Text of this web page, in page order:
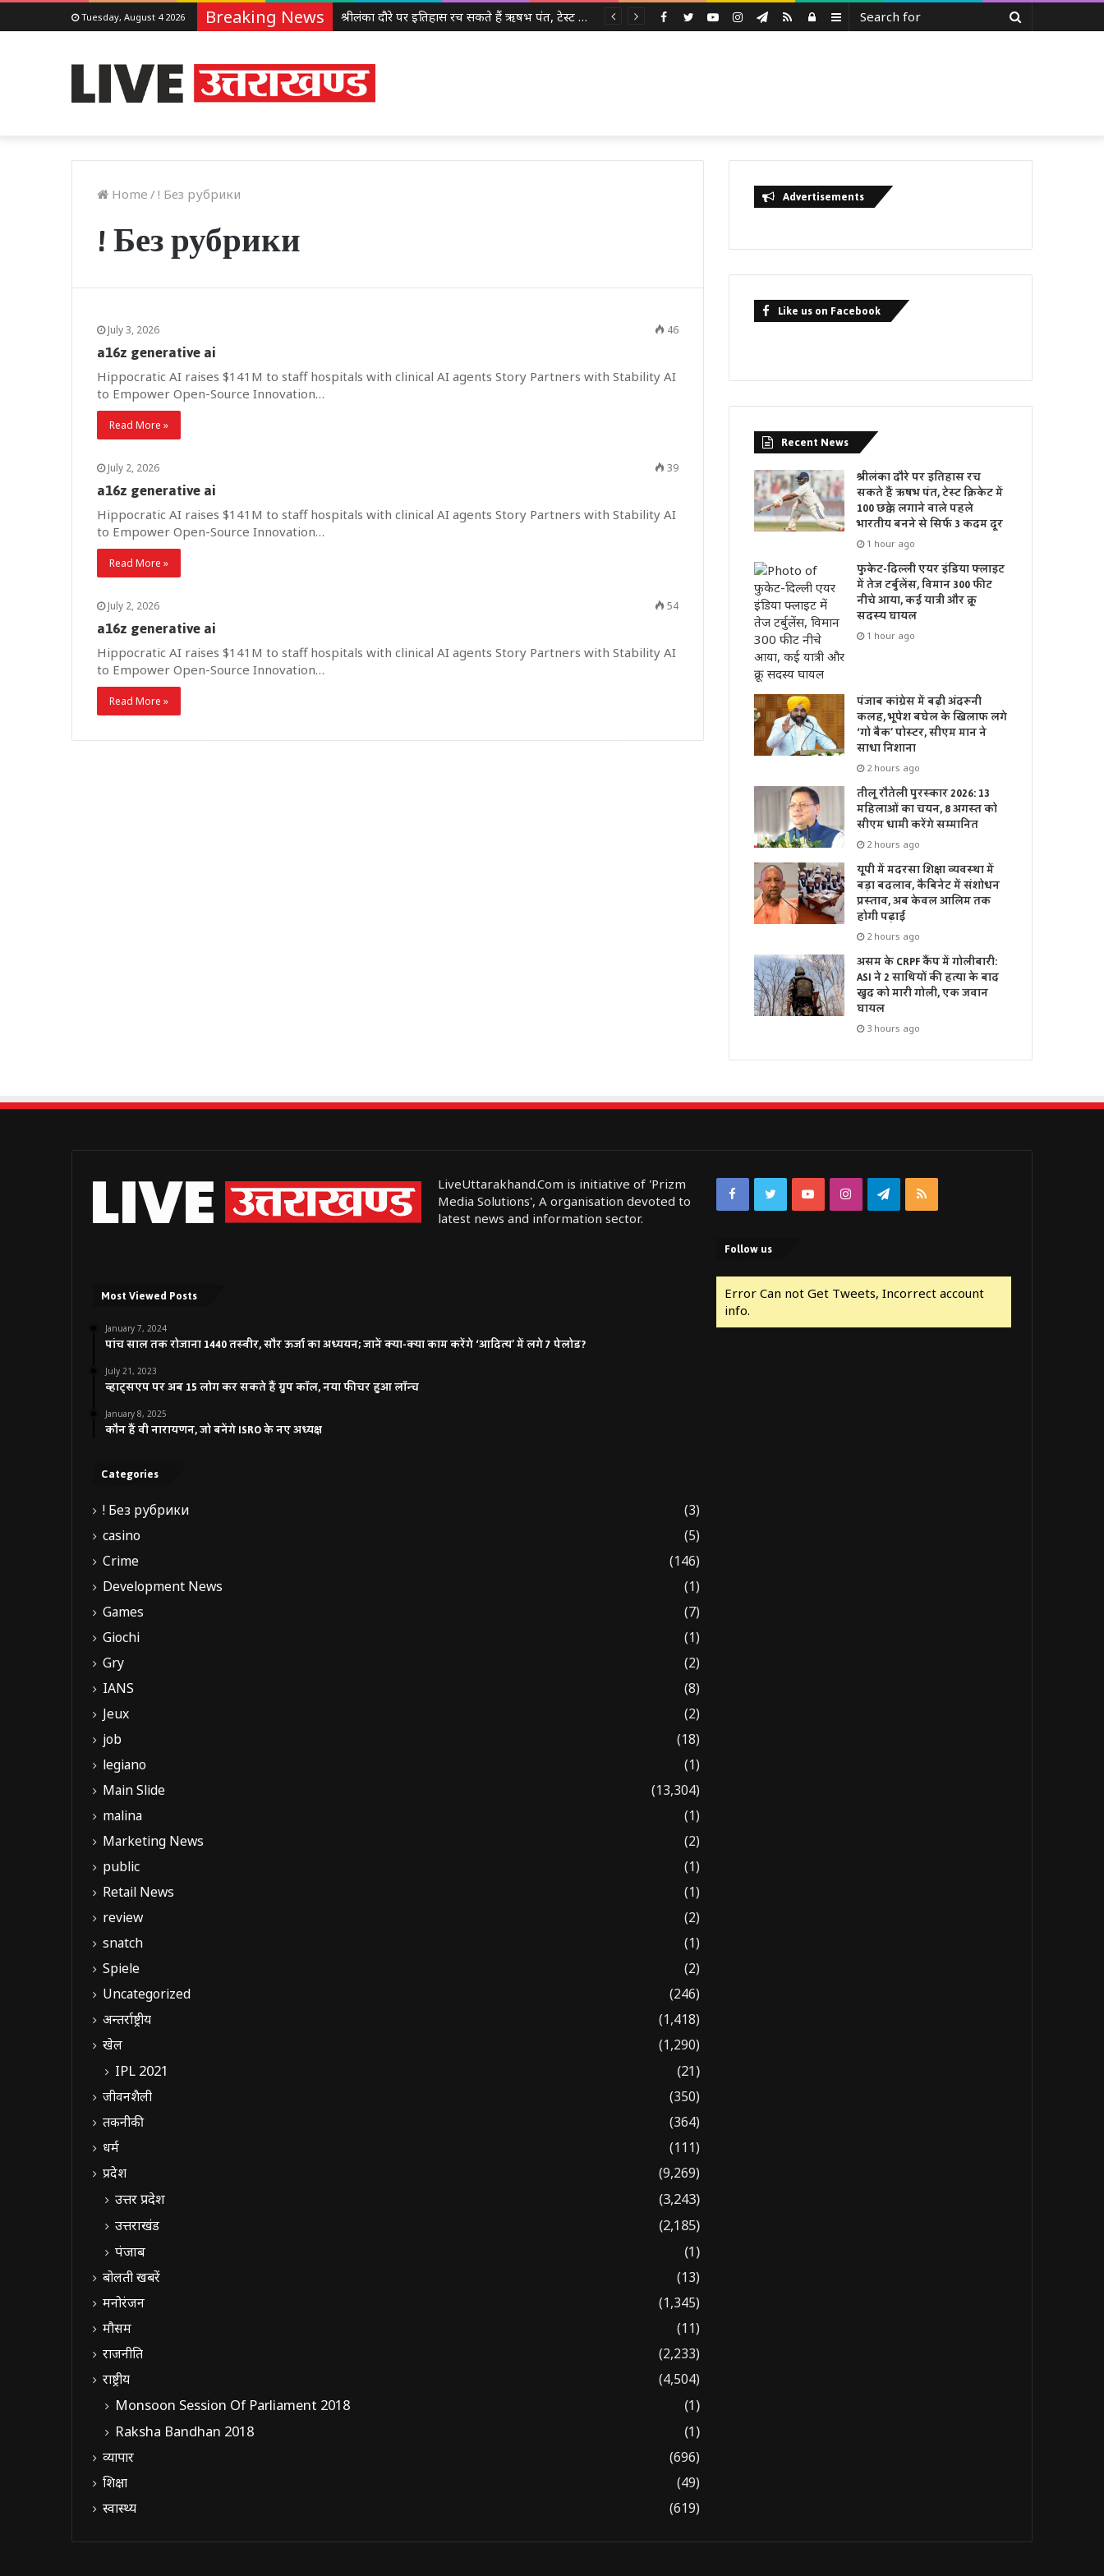
Tuesday, August 4 2026 Breaking News श्रीलंका दौरे पर इतिहास रच सकते हैं ऋषभ पंत, टेस्ट क्रिकेट में 100 छक्के लगाने वाले पहले भारतीय बनने से सिर्फ 3 कदम दूर Sidebar
Log
RSS
Telegram
Instagram
YouTube
Twitter
Facebook
Home /! Без рубрики
! Без рубрики
July 3, 2026 46
a16z generative ai
Hippocratic AI raises $141M to staff hospitals with clinical AI agents Story Partners with Stability AI
to Empower Open-Source Innovation…
Read More »
July 2, 2026 39
a16z generative ai
Hippocratic AI raises $141M to staff hospitals with clinical AI agents Story Partners with Stability AI
to Empower Open-Source Innovation…
Read More »
July 2, 2026 54
a16z generative ai
Hippocratic AI raises $141M to staff hospitals with clinical AI agents Story Partners with Stability AI
to Empower Open-Source Innovation…
Read More »
Advertisements
Like us on Facebook
Recent News
श्रीलंका दौरे पर इतिहास रच
सकते हैं ऋषभ पंत, टेस्ट क्रिकेट में
100 छक्के लगाने वाले पहले
भारतीय बनने से सिर्फ 3 कदम दूर
1 hour ago
फुकेट-दिल्ली एयर इंडिया फ्लाइट
में तेज टर्बुलेंस, विमान 300 फीट
नीचे आया, कई यात्री और क्रू
सदस्य घायल
1 hour ago
पंजाब कांग्रेस में बढ़ी अंदरूनी
कलह, भूपेश बघेल के खिलाफ लगे
‘गो बैक’ पोस्टर, सीएम मान ने
साधा निशाना
2 hours ago
तीलू रौतेली पुरस्कार 2026: 13
महिलाओं का चयन, 8 अगस्त को
सीएम धामी करेंगे सम्मानित
2 hours ago
यूपी में मदरसा शिक्षा व्यवस्था में
बड़ा बदलाव, कैबिनेट में संशोधन
प्रस्ताव, अब केवल आलिम तक
होगी पढ़ाई
2 hours ago
असम के CRPF कैंप में गोलीबारी:
ASI ने 2 साथियों की हत्या के बाद
खुद को मारी गोली, एक जवान
घायल
3 hours ago
LiveUttarakhand.Com is initiative of 'Prizm
Media Solutions', A organisation devoted to
latest news and information sector.
Most Viewed Posts
January 7, 2024
पांच साल तक रोजाना 1440 तस्वीर, सौर ऊर्जा का अध्ययन; जानें क्या-क्या काम करेंगे ‘आदित्य’ में लगे 7 पेलोड?
July 21, 2023
व्हाट्सएप पर अब 15 लोग कर सकते हैं ग्रुप कॉल, नया फीचर हुआ लॉन्च
January 8, 2025
कौन हैं वी नारायणन, जो बनेंगे ISRO के नए अध्यक्ष
Categories
! Без рубрики
(3)
casino
(5)
Crime
(146)
Development News
(1)
Games
(7)
Giochi
(1)
Gry
(2)
IANS
(8)
Jeux
(2)
job
(18)
legiano
(1)
Main Slide
(13,304)
malina
(1)
Marketing News
(2)
public
(1)
Retail News
(1)
review
(2)
snatch
(1)
Spiele
(2)
Uncategorized
(246)
अन्तर्राष्ट्रीय
(1,418)
खेल
(1,290)
IPL 2021 (21)
जीवनशैली
(350)
तकनीकी
(364)
धर्म
(111)
प्रदेश
(9,269)
उत्तर प्रदेश
(3,243)
उत्तराखंड
(2,185)
पंजाब
(1)
बोलती खबरें
(13)
मनोरंजन
(1,345)
मौसम
(11)
राजनीति
(2,233)
राष्ट्रीय
(4,504)
Monsoon Session Of Parliament 2018
(1)
Raksha Bandhan 2018
(1)
व्यापार
(696)
शिक्षा
(49)
स्वास्थ्य
(619)
FacebookTwitterYouTubeInstagramTelegram
RSS
Follow us
Error Can not Get Tweets, Incorrect account
info.